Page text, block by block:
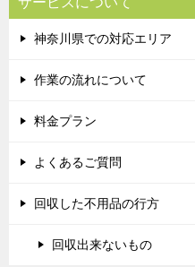
神奈川県での対応エリア
作業の流れについて
料金プラン
よくあるご質問
回収した不用品の行方
回収出来ないもの